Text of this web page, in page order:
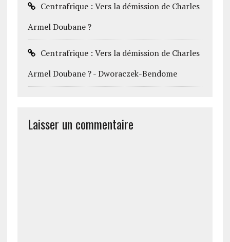
Centrafrique : Vers la démission de Charles
Armel Doubane ?
Centrafrique : Vers la démission de Charles
Armel Doubane ? - Dworaczek-Bendome
Laisser un commentaire